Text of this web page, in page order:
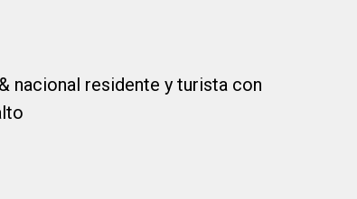
nacional residente y turista con